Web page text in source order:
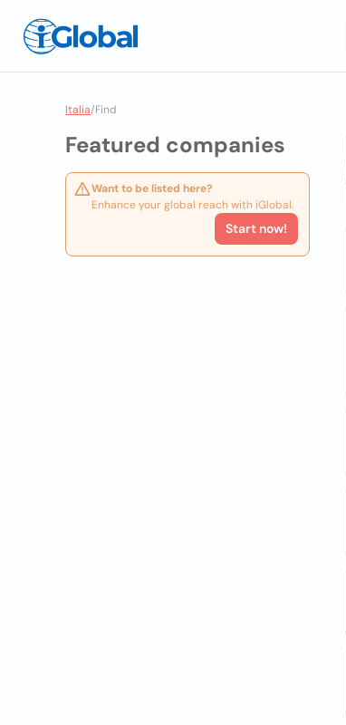
Italia/Find
Featured companies
Want to be listed here?
Enhance your global reach with iGlobal.
Start now!